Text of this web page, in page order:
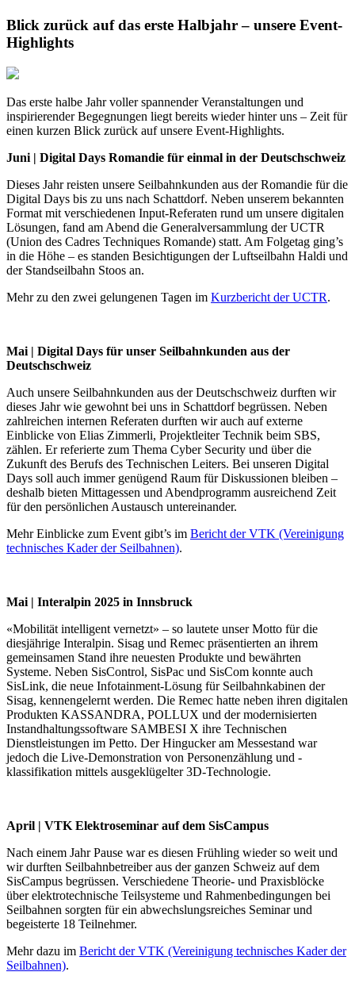
Blick zurück auf das erste Halbjahr – unsere Event-
Highlights
Das erste halbe Jahr voller spannender Veranstaltungen und
inspirierender Begegnungen liegt bereits wieder hinter uns – Zeit für
einen kurzen Blick zurück auf unsere Event-Highlights.
Juni | Digital Days Romandie für einmal in der Deutschschweiz
Dieses Jahr reisten unsere Seilbahnkunden aus der Romandie für die
Digital Days bis zu uns nach Schattdorf. Neben unserem bekannten
Format mit verschiedenen Input-Referaten rund um unsere digitalen
Lösungen, fand am Abend die Generalversammlung der UCTR
(Union des Cadres Techniques Romande) statt. Am Folgetag ging’s
in die Höhe – es standen Besichtigungen der Luftseilbahn Haldi und
der Standseilbahn Stoos an.
Mehr zu den zwei gelungenen Tagen im Kurzbericht der UCTR.
Mai | Digital Days für unser Seilbahnkunden aus der
Deutschschweiz
Auch unsere Seilbahnkunden aus der Deutschschweiz durften wir
dieses Jahr wie gewohnt bei uns in Schattdorf begrüssen. Neben
zahlreichen internen Referaten durften wir auch auf externe
Einblicke von Elias Zimmerli, Projektleiter Technik beim SBS,
zählen. Er referierte zum Thema Cyber Security und über die
Zukunft des Berufs des Technischen Leiters. Bei unseren Digital
Days soll auch immer genügend Raum für Diskussionen bleiben –
deshalb bieten Mittagessen und Abendprogramm ausreichend Zeit
für den persönlichen Austausch untereinander.
Mehr Einblicke zum Event gibt’s im Bericht der VTK (Vereinigung
technisches Kader der Seilbahnen).
Mai | Interalpin 2025 in Innsbruck
«Mobilität intelligent vernetzt» – so lautete unser Motto für die
diesjährige Interalpin. Sisag und Remec präsentierten an ihrem
gemeinsamen Stand ihre neuesten Produkte und bewährten
Systeme. Neben SisControl, SisPac und SisCom konnte auch
SisLink, die neue Infotainment-Lösung für Seilbahnkabinen der
Sisag, kennengelernt werden. Die Remec hatte neben ihren digitalen
Produkten KASSANDRA, POLLUX und der modernisierten
Instandhaltungssoftware SAMBESI X ihre Technischen
Dienstleistungen im Petto. Der Hingucker am Messestand war
jedoch die Live-Demonstration von Personenzählung und -
klassifikation mittels ausgeklügelter 3D-Technologie.
April | VTK Elektroseminar auf dem SisCampus
Nach einem Jahr Pause war es diesen Frühling wieder so weit und
wir durften Seilbahnbetreiber aus der ganzen Schweiz auf dem
SisCampus begrüssen. Verschiedene Theorie- und Praxisblöcke
über elektrotechnische Teilsysteme und Rahmenbedingungen bei
Seilbahnen sorgten für ein abwechslungsreiches Seminar und
begeisterte 18 Teilnehmer.
Mehr dazu im Bericht der VTK (Vereinigung technisches Kader der
Seilbahnen).